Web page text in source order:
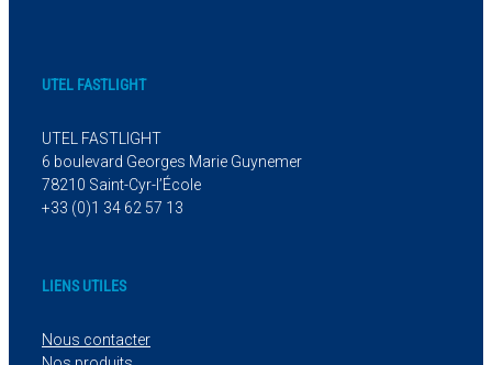
UTEL FASTLIGHT
UTEL FASTLIGHT
6 boulevard Georges Marie Guynemer
78210 Saint-Cyr-l’École
+33 (0)1 34 62 57 13
LIENS UTILES
Nous contacter